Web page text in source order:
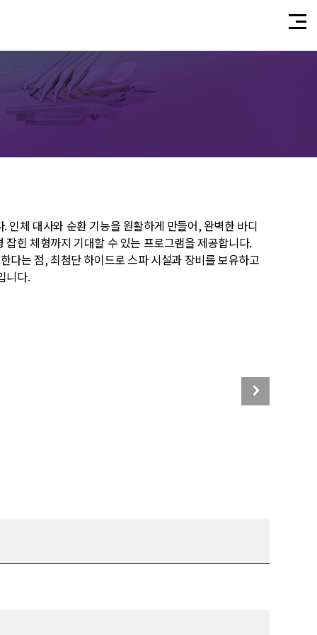
체 대사와 순환 기능을 원활하게 만들어, 완벽한 바디
힌 체형까지 기대할 수 있는 프로그램을 제공합니다.
다는 점, 최첨단 하이드로 스파 시설과 장비를 보유하고
니다.